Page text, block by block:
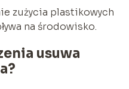
zużycia plastikowych
na środowisko.
usuwa